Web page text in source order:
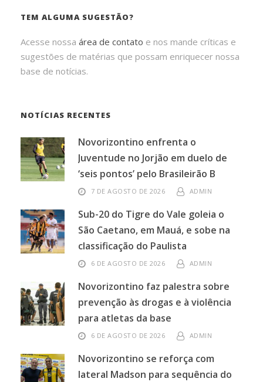
TEM ALGUMA SUGESTÃO?
Acesse nossa área de contato e nos mande críticas e
sugestões de matérias que possam enriquecer nossa
base de notícias.
NOTÍCIAS RECENTES
Novorizontino enfrenta o
Juventude no Jorjão em duelo de
‘seis pontos’ pelo Brasileirão B
7 DE AGOSTO DE 2026 ADMIN
Sub-20 do Tigre do Vale goleia o
São Caetano, em Mauá, e sobe na
classificação do Paulista
6 DE AGOSTO DE 2026 ADMIN
Novorizontino faz palestra sobre
prevenção às drogas e à violência
para atletas da base
6 DE AGOSTO DE 2026 ADMIN
Novorizontino se reforça com
lateral Madson para sequência do